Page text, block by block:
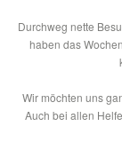
Durchweg nette
haben das
Wir möchten uns
Auch bei allen